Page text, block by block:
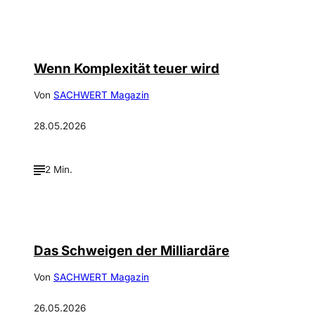
Wenn Komplexität teuer wird
Von SACHWERT Magazin
28.05.2026
2 Min.
Das Schweigen der Milliardäre
Von SACHWERT Magazin
26.05.2026